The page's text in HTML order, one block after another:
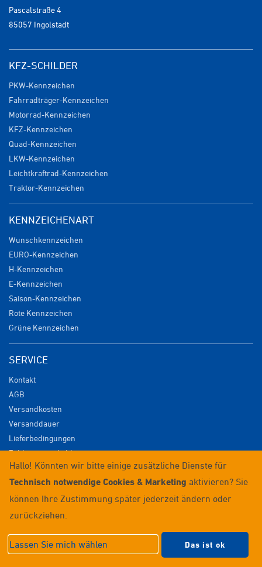
Pascalstraße 4
85057 Ingolstadt
KFZ-SCHILDER
PKW-Kennzeichen
Fahrradträger-Kennzeichen
Motorrad-Kennzeichen
KFZ-Kennzeichen
Quad-Kennzeichen
LKW-Kennzeichen
Leichtkraftrad-Kennzeichen
Traktor-Kennzeichen
KENNZEICHENART
Wunschkennzeichen
EURO-Kennzeichen
H-Kennzeichen
E-Kennzeichen
Saison-Kennzeichen
Rote Kennzeichen
Grüne Kennzeichen
SERVICE
Kontakt
AGB
Versandkosten
Versanddauer
Lieferbedingungen
Zahlungsmöglichkeiten
Datenschutz
Impressum
Widerrufsrecht
Anmelden / Registrieren
© 2026 Wunschkennzeichenversand
Datenschutzeinstellungen|
Hallo! Könnten wir bitte einige zusätzliche Dienste für
Technisch notwendige Cookies & Marketing aktivieren? Sie
können Ihre Zustimmung später jederzeit ändern oder
zurückziehen.
Lassen Sie mich wählen Das ist ok